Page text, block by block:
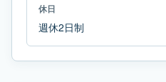
休日
週休2日制